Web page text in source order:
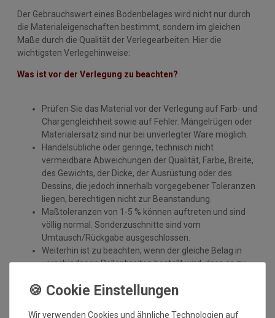
Der Gebrauchswert eines Bodenbelages wird nicht nur durch
die Materialeigenschaften bestimmt, sondern im gleichen
Maße durch die Qualität der Verlegearbeiten. Hier die
wichtigsten Verlegehinweise:
Was ist vor der Verlegung zu beachten?
Prüfen Sie das Material vor der Verlegung auf Farb- und
Chargengleichheit sowie auf Fehler. Mängelrügen oder
Materialersatz sind nur bei unverlegter Ware möglich.
Handelsübliche oder geringe, technisch nicht
vermeidbare Abweichungen der Qualität, Farbe, Breite,
des Gewichts, der Dicke, der Ausrüstung oder des
Dessins, die jedoch innerhalb vorgegebener Toleranzen
liegen, berechtigen nicht zur Beanstandung.
Maßtoleranzen von 1-5 % können auftreten und sind
völlig normal. Sonderzuschnitte sind vom
Umtausch/Rückgabe ausgeschlossen.
Weiterhin ist zu beachten, wenn der gleiche Belag in
verschiedenen Rollenbreiten bestellt wird, dass es zu
Anfertigungen kommen kann.
Gerflor-Bodenbeläge sind Qualitätsprodukte mit hoher
Wir verwenden Cookies und ähnliche Technologien auf